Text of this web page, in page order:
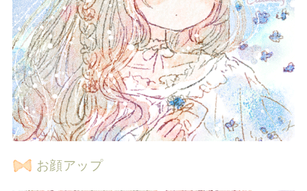
お顔アップ